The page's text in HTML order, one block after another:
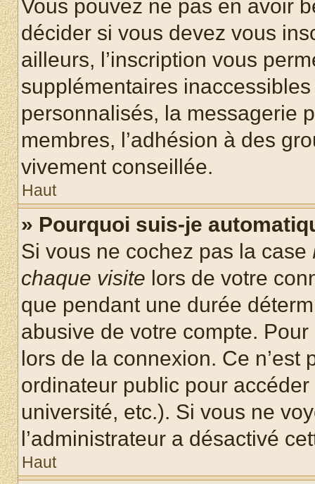
Vous pouvez ne pas en avoir
décider si vous devez vous
ailleurs, l’inscription vous
supplémentaires
personnalisés, la messagerie
membres, l’adhésion à des
vivement conseillée.
Haut
» Pourquoi suis-je
Si vous ne cochez pas la case
chaque visite lors de votre
que pendant une durée
abusive de votre compte.
lors de la connexion. Ce
ordinateur public pour
université, etc.). Si vous ne
l’administrateur a désactivé
Haut